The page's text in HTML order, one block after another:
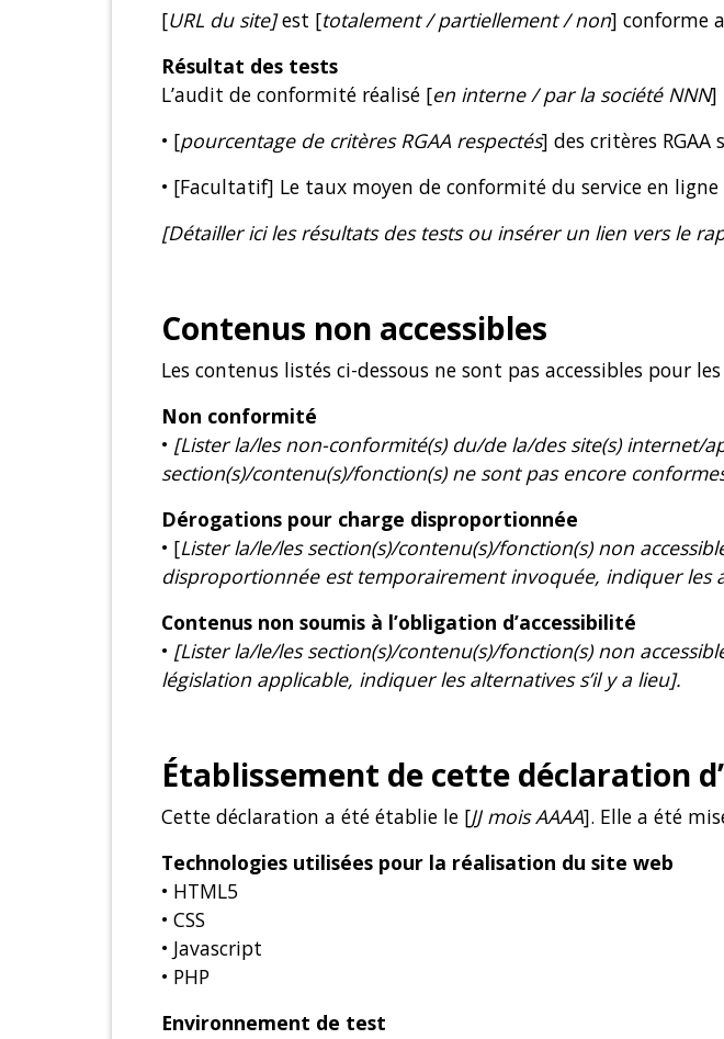
[URL du site]est [totalement / partiellement / non] conforme
Résultat des tests
L’audit de conformité réalisé [en interne / par la société NNN]
• [pourcentage de critères RGAA respectés] des critères RGAA
• [Facultatif] Le taux moyen de conformité du service en ligne
[Détailler ici les résultats des tests ou insérer un lien vers le
Contenus non accessibles
Les contenus listés ci-dessous ne sont pas accessibles pour
Non conformité
• [Lister la/les non-conformité(s) du/de la/des site(s) internet/
section(s)/contenu(s)/fonction(s) ne sont pas encore
Dérogations pour charge disproportionnée
• [Lister la/le/les section(s)/contenu(s)/fonction(s) non
disproportionnée est temporairement invoquée, indiquer les
Contenus non soumis à l’obligation d’accessibilité
• [Lister la/le/les section(s)/contenu(s)/fonction(s) non
législation applicable, indiquer les alternatives s’il y a lieu].
Établissement de cette déclaration
Cette déclaration a été établie le [JJ mois AAAA]. Elle a été
Technologies utilisées pour la réalisation du site web
• HTML5
• CSS
• Javascript
• PHP
Environnement de test